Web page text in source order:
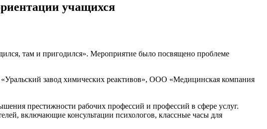
учащихся
там и пригодился». Мероприятие было посвящено проблеме
завод химических реактивов», ООО «Медицинская компания
престижности рабочих профессий и профессий в сфере услуг.
включающие консультации психологов, классные часы для